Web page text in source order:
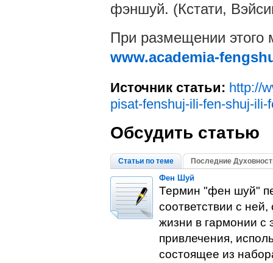
фэншуй. (Кстати,
При размещении этого
www.academia-
Источник статьи: http://
pisat-fenshuj-ili-fen-shuj-
Обсудить статью
Статьи по теме Последние
Фен Шуй
Термин "фен шуй"
соответствии с
жизни в гармонии с
привлечения,
состоящее из